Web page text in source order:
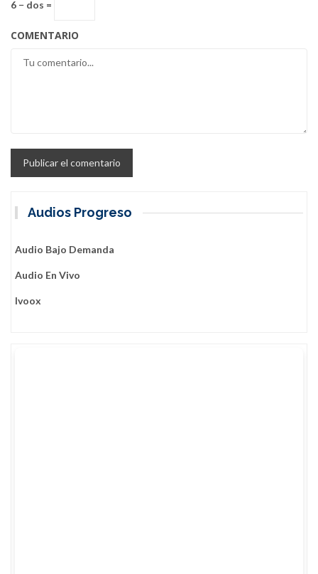
6 − dos =
COMENTARIO
Audios Progreso
Audio Bajo Demanda
Audio En Vivo
Ivoox